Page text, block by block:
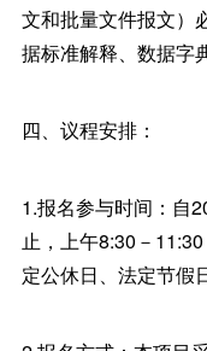
文和批量文件报文）
据标准解释、数据字
四、议程安排：
1.报名参与时间：自
止，上午8:30－
定公休日、法定节假